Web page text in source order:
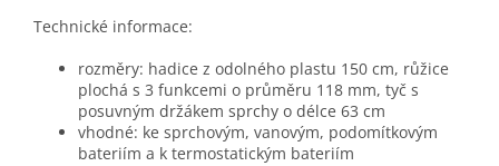
Technické informace:
rozměry: hadice z odolného plastu 150 cm, růžice
plochá s 3 funkcemi o průměru 118 mm, tyč s
posuvným držákem sprchy o délce 63 cm
vhodné: ke sprchovým, vanovým, podomítkovým
bateriím a k termostatickým bateriím